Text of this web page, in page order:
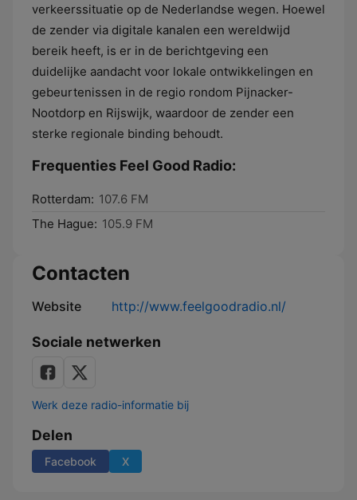
verkeerssituatie op de Nederlandse wegen. Hoewel
de zender via digitale kanalen een wereldwijd
bereik heeft, is er in de berichtgeving een
duidelijke aandacht voor lokale ontwikkelingen en
gebeurtenissen in de regio rondom Pijnacker-
Nootdorp en Rijswijk, waardoor de zender een
sterke regionale binding behoudt.
Frequenties Feel Good Radio:
Rotterdam: 107.6 FM
The Hague: 105.9 FM
Contacten
Website http://www.feelgoodradio.nl/
Sociale netwerken
Werk deze radio-informatie bij
Delen
Facebook X